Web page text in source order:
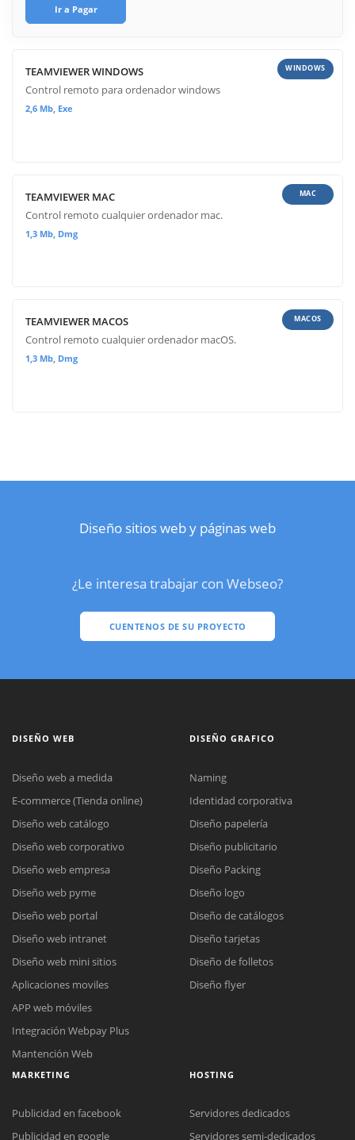
Ir a Pagar
TEAMVIEWER WINDOWS
Control remoto para ordenador windows
2,6 Mb, Exe
WINDOWS
TEAMVIEWER MAC
Control remoto cualquier ordenador mac.
1,3 Mb, Dmg
MAC
TEAMVIEWER MACOS
Control remoto cualquier ordenador macOS.
1,3 Mb, Dmg
MACOS
Diseño sitios web y páginas web
¿Le interesa trabajar con Webseo?
CUENTENOS DE SU PROYECTO
Reunión online
DISEÑO WEB
Diseño web a medida
E-commerce (Tienda online)
Diseño web catálogo
Diseño web corporativo
Diseño web empresa
Diseño web pyme
Diseño web portal
Diseño web intranet
Diseño web mini sitios
Aplicaciones moviles
APP web móviles
Integración Webpay Plus
Mantención Web
DISEÑO GRAFICO
Naming
Identidad corporativa
Diseño papelería
Diseño publicitario
Diseño Packing
Diseño logo
Diseño de catálogos
Diseño tarjetas
Diseño de folletos
Diseño flyer
MARKETING
Publicidad en facebook
Publicidad en google
HOSTING
Servidores dedicados
Servidores semi-dedicados